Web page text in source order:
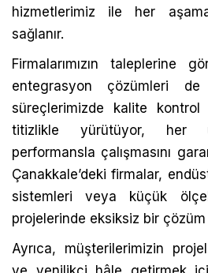
hizmetlerimiz ile her
sağlanır.
Firmalarımızın taleplerine
entegrasyon çözümleri de
süreçlerimizde kalite kontrol
titizlikle yürütüyor, her
performansla çalışmasını
Çanakkale’deki firmalar,
sistemleri veya küçük
projelerinde eksiksiz bir çözüm
Ayrıca, müşterilerimizin